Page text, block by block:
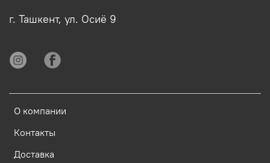
О компании
Контакты
Доставка
г. Ташкент, ул. Осиё 9